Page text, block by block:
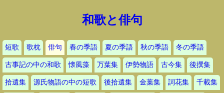
和歌と俳句
短歌 歌枕 俳句 春の季語 夏の季語 秋の季語 冬の季語
古事記の中の和歌 懐風藻 万葉集 伊勢物語 古今集 後撰集
拾遺集 源氏物語の中の短歌 後拾遺集 金葉集 詞花集 千載集